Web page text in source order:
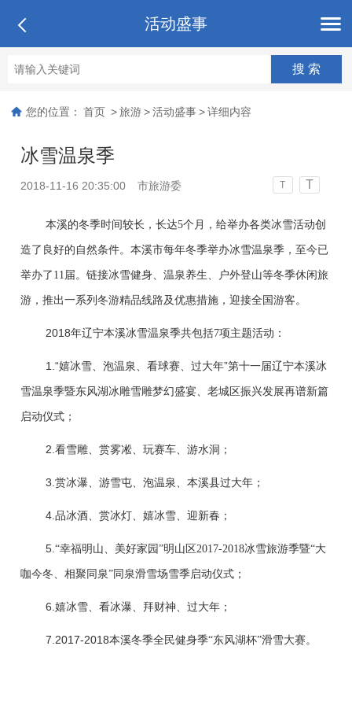
活动盛事
您的位置： 首页 > 旅游 > 活动盛事 > 详细内容
冰雪温泉季
2018-11-16 20:35:00 市旅游委 T T
本溪的冬季时间较长，长达5个月，给举办各类冰雪活动创
造了良好的自然条件。本溪市每年冬季举办冰雪温泉季，至今已
举办了 11 届。链接冰雪健身、温泉养生、户外登山等冬季休闲旅
游，推出一系列冬游精品线路及优惠措施，迎接全国游客。
2018年辽宁本溪冰雪温泉季共包括7项主题活动：
1.“嬉冰雪、泡温泉、看球赛、过大年”第十一届辽宁本溪冰
雪温泉季暨东风湖冰雕雪雕梦幻盛宴、老城区振兴发展再谱新篇
启动仪式；
2.看雪雕、赏雾凇、玩赛车、游水洞；
3.赏冰瀑、游雪屯、泡温泉、本溪县过大年；
4.品冰酒、赏冰灯、嬉冰雪、迎新春；
5.“幸福明山、美好家园”明山区2017-2018冰雪旅游季暨“大
咖今冬、相聚同泉”同泉滑雪场雪季启动仪式；
6.嬉冰雪、看冰瀑、拜财神、过大年；
7.2017-2018本溪冬季全民健身季“东风湖杯”滑雪大赛。